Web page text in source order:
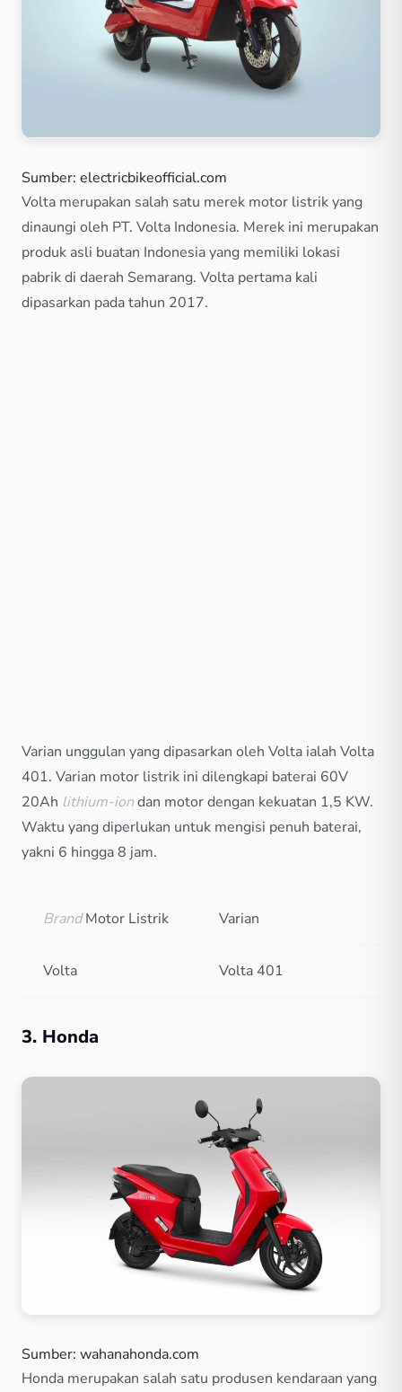
Sumber: electricbikeofficial.com
Volta merupakan salah satu merek motor listrik yang
dinaungi oleh PT. Volta Indonesia. Merek ini merupakan
produk asli buatan Indonesia yang memiliki lokasi
pabrik di daerah Semarang. Volta pertama kali
dipasarkan pada tahun 2017.
Varian unggulan yang dipasarkan oleh Volta ialah Volta
401. Varian motor listrik ini dilengkapi baterai 60V
20Ah lithium-iondan motor dengan kekuatan 1,5 KW.
Waktu yang diperlukan untuk mengisi penuh baterai,
yakni 6 hingga 8 jam.
BrandMotor Listrik Varian
Volta Volta 401
3. Honda
Sumber: wahanahonda.com
Honda merupakan salah satu produsen kendaraan yang